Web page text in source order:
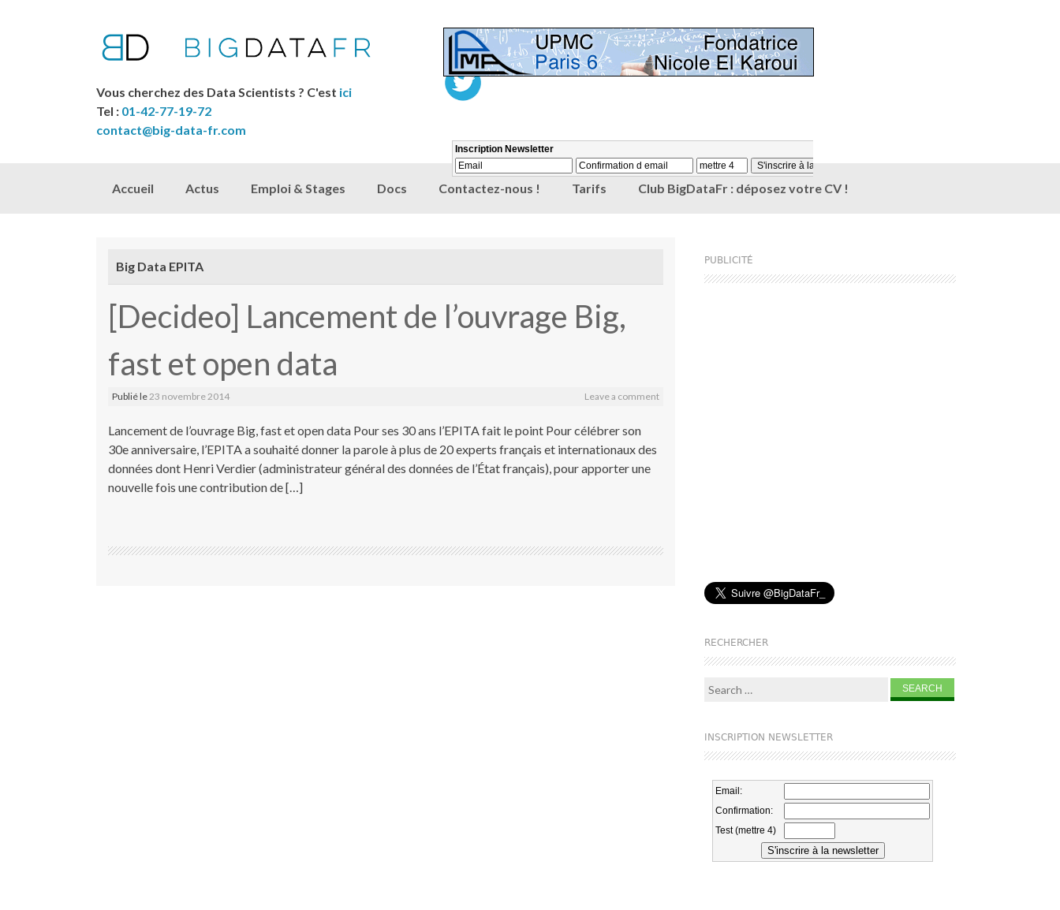
Vous cherchez des Data Scientists ? C'est ici
Tel : 01-42-77-19-72
contact@big-data-fr.com
Skip to content
Accueil Actus Emploi & Stages Docs Contactez-nous ! Tarifs Club BigDataFr : déposez votre CV !
Big Data EPITA
[Decideo] Lancement de l’ouvrage Big,
fast et open data
Publié le 23 novembre 2014 Leave a comment
Lancement de l’ouvrage Big, fast et open data Pour ses 30 ans l’EPITA fait le point Pour célébrer son
30e anniversaire, l’EPITA a souhaité donner la parole à plus de 20 experts français et internationaux des
données dont Henri Verdier (administrateur général des données de l’État français), pour apporter une
nouvelle fois une contribution de […]
PUBLICITÉ
RECHERCHER
Search for:
INSCRIPTION NEWSLETTER